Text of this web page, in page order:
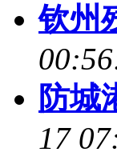
钦州
防城
17